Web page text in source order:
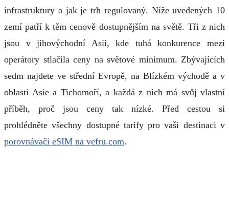
infrastruktury a jak je trh regulovaný. Níže uvedených 10
zemí patří k těm cenově dostupnějším na světě. Tři z nich
jsou v jihovýchodní Asii, kde tuhá konkurence mezi
operátory stlačila ceny na světové minimum. Zbývajících
sedm najdete ve střední Evropě, na Blízkém východě a v
oblasti Asie a Tichomoří, a každá z nich má svůj vlastní
příběh, proč jsou ceny tak nízké. Před cestou si
prohlédněte všechny dostupné tarify pro vaši destinaci v
porovnávači eSIM na vefru.com.